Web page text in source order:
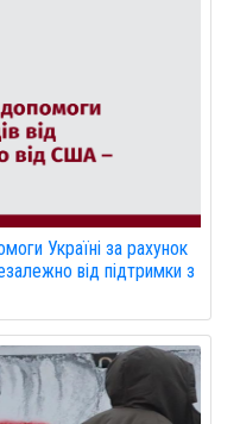
Україні за рахунок
від підтримки з